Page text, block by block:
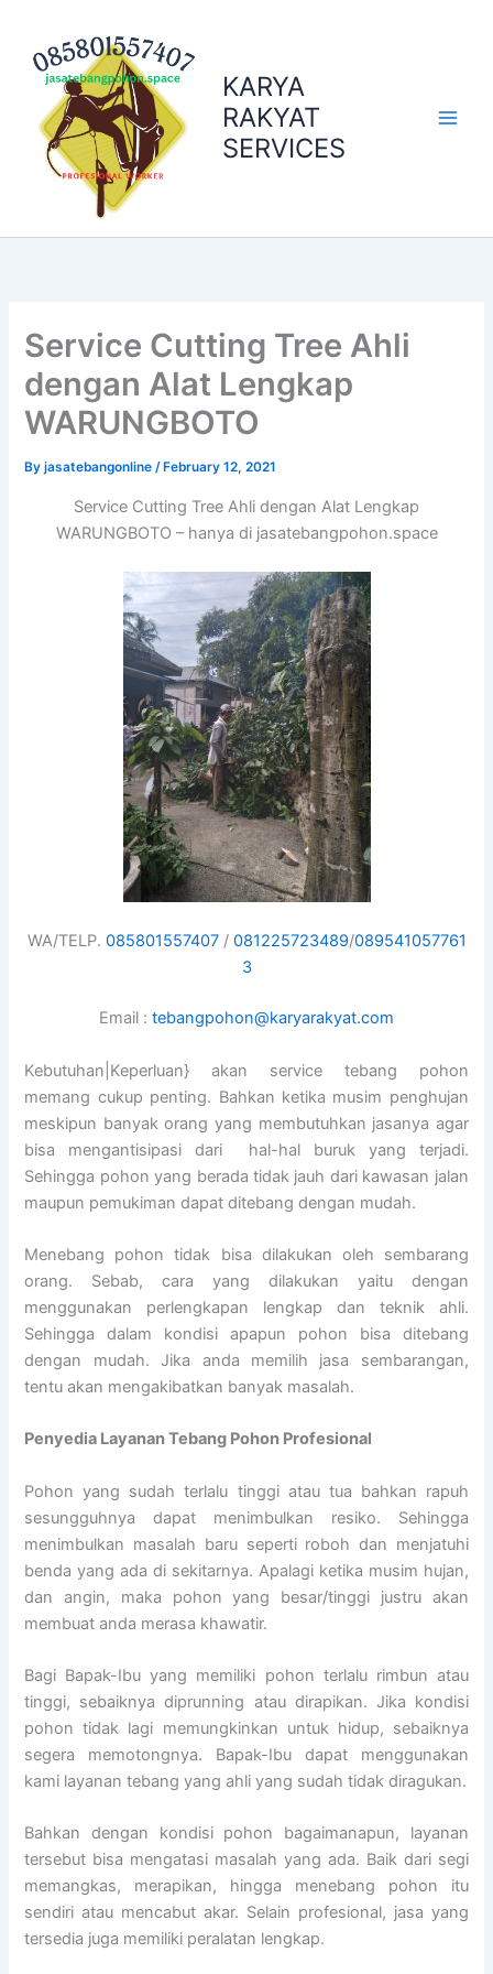
content
KARYA
RAKYAT
SERVICES
Service Cutting Tree Ahli
dengan Alat Lengkap
WARUNGBOTO
Byjasatebangonline/ February 12, 2021
Service Cutting Tree Ahli dengan Alat Lengkap
WARUNGBOTO – hanya di jasatebangpohon.space
WA/TELP. 085801557407/ 081225723489/089541057761
3
Email : tebangpohon@karyarakyat.com
Kebutuhan|Keperluan} akan service tebang pohon
memang cukup penting. Bahkan ketika musim penghujan
meskipun banyak orang yang membutuhkan jasanya agar
bisa mengantisipasi dari hal-hal buruk yang terjadi.
Sehingga pohon yang berada tidak jauh dari kawasan jalan
maupun pemukiman dapat ditebang dengan mudah.
Menebang pohon tidak bisa dilakukan oleh sembarang
orang. Sebab, cara yang dilakukan yaitu dengan
menggunakan perlengkapan lengkap dan teknik ahli.
Sehingga dalam kondisi apapun pohon bisa ditebang
dengan mudah. Jika anda memilih jasa sembarangan,
tentu akan mengakibatkan banyak masalah.
Penyedia Layanan Tebang Pohon Profesional
Pohon yang sudah terlalu tinggi atau tua bahkan rapuh
sesungguhnya dapat menimbulkan resiko. Sehingga
menimbulkan masalah baru seperti roboh dan menjatuhi
benda yang ada di sekitarnya. Apalagi ketika musim hujan,
dan angin, maka pohon yang besar/tinggi justru akan
membuat anda merasa khawatir.
Bagi Bapak-Ibu yang memiliki pohon terlalu rimbun atau
tinggi, sebaiknya diprunning atau dirapikan. Jika kondisi
pohon tidak lagi memungkinkan untuk hidup, sebaiknya
segera memotongnya. Bapak-Ibu dapat menggunakan
kami layanan tebang yang ahli yang sudah tidak diragukan.
Bahkan dengan kondisi pohon bagaimanapun, layanan
tersebut bisa mengatasi masalah yang ada. Baik dari segi
memangkas, merapikan, hingga menebang pohon itu
sendiri atau mencabut akar. Selain profesional, jasa yang
tersedia juga memiliki peralatan lengkap.